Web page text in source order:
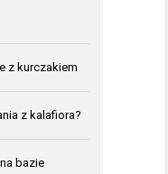
z kurczakiem
z kalafiora?
bazie